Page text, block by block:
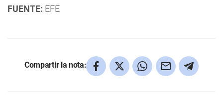
FUENTE: EFE
Compartir la nota: